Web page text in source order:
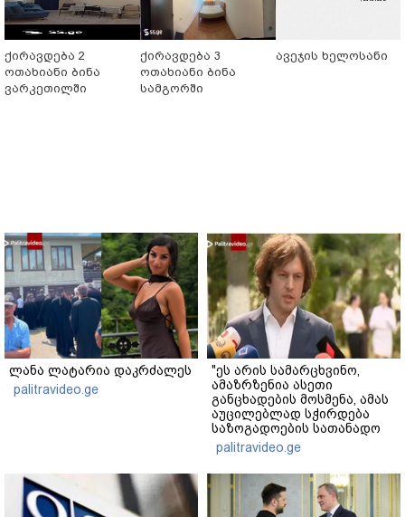
ქირავდება 2
ოთახიანი ბინა
ვარკეთილში
ქირავდება 3
ოთახიანი ბინა
სამგორში
ავეჯის ხელოსანი
ლანა ლატარია დაკრძალეს
palitravideo.ge
"ეს არის სამარცხვინო,
ამაზრზენია ასეთი
განცხადების მოსმენა, ამას
აუცილებლად სჭირდება
საზოგადოების სათანადო
რეაქცია" - ირაკლი
კობახიძე
palitravideo.ge